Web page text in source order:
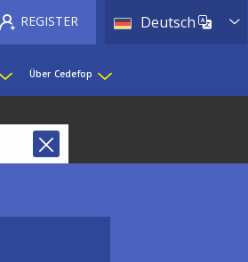
Deutsch List
REGISTER
Über Cedefop